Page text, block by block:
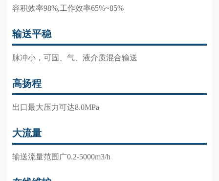
容积效率98%,工作效率65%~85%
输送平稳
脉冲小，可固、气、液介质混合输送
高扬程
出口最大压力可达8.0MPa
大流量
输送流量范围广0.2-5000m3/h